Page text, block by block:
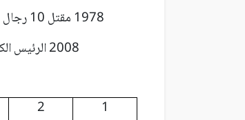
1978 مقتل 10 رجال كومندوز مصريين في معركة في مطار لارنكا.
2008 الرئيس الكوبي فيدل كاسترو يتنحى عن حكم كوبا بعد 49 عاماً من الحكم.
1
2